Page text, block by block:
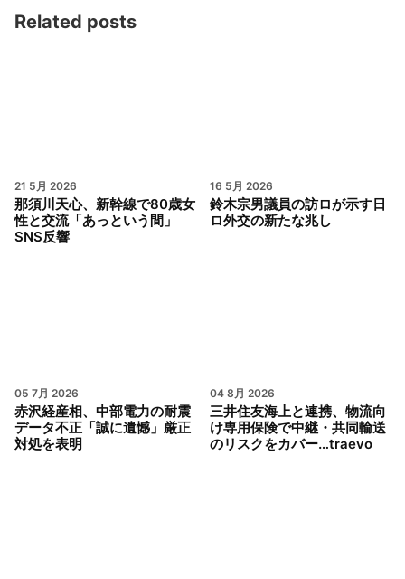
Related posts
21 5月 2026
那須川天心、新幹線で80歳女
性と交流「あっという間」
SNS反響
16 5月 2026
鈴木宗男議員の訪ロが示す日
ロ外交の新たな兆し
05 7月 2026
赤沢経産相、中部電力の耐震
データ不正「誠に遺憾」厳正
対処を表明
04 8月 2026
三井住友海上と連携、物流向
け専用保険で中継・共同輸送
のリスクをカバー…traevo